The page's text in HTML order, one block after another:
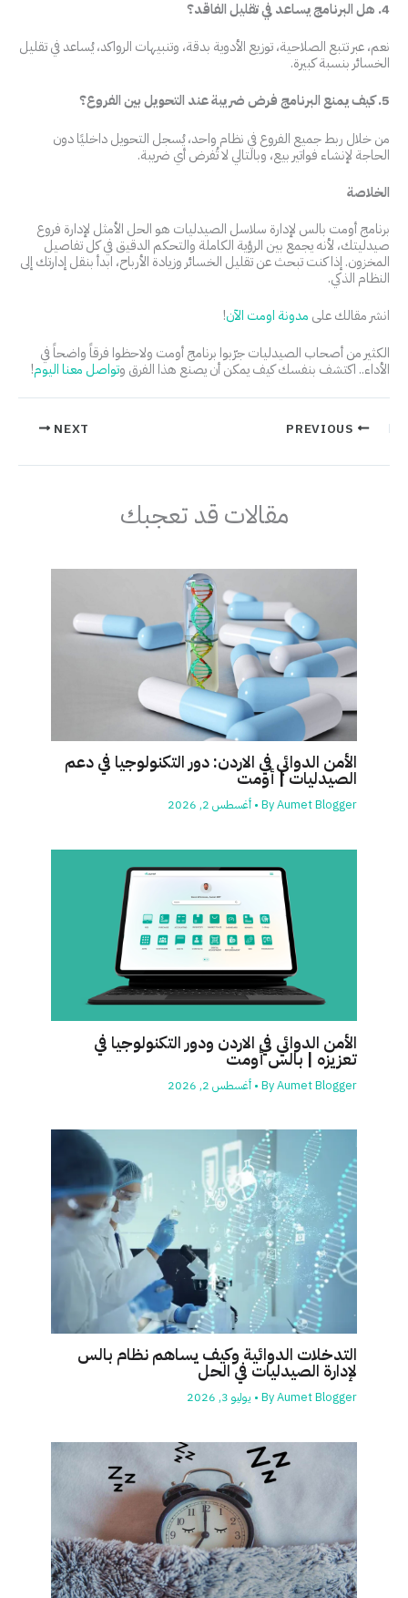
4. هل البرنامج يساعد في تقليل الفاقد؟
نعم، عبر تتبع الصلاحية، توزيع الأدوية بدقة، وتنبيهات الرواكد، يُساعد في تقليل
الخسائر بنسبة كبيرة.
5. كيف يمنع البرنامج فرض ضريبة عند التحويل بين الفروع؟
من خلال ربط جميع الفروع في نظام واحد، يُسجل التحويل داخليًا دون
الحاجة لإنشاء فواتير بيع، وبالتالي لا تُفرض أي ضريبة.
الخلاصة
برنامج أومت بالس لإدارة سلاسل الصيدليات هو الحل الأمثل لإدارة فروع
صيدليتك، لأنه يجمع بين الرؤية الكاملة والتحكم الدقيق في كل تفاصيل
المخزون. إذا كنت تبحث عن تقليل الخسائر وزيادة الأرباح، ابدأ بنقل إدارتك إلى
النظام الذكي.
انشر مقالك على مدونة اومت الآن!
الكثير من أصحاب الصيدليات جرّبوا برنامج أومت ولاحظوا فرقاً واضحاً في
الأداء.. اكتشف بنفسك كيف يمكن أن يصنع هذا الفرق وتواصل معنا اليوم!
NEXT
مقالات قد تعجبك
الأمن الدوائي في الاردن: دور التكنولوجيا في دعم
الصيدليات | أومت
ByAumet Blogger
•أغسطس 2, 2026
الأمن الدوائي في الاردن ودور التكنولوجيا في
تعزيزه | بالس أومت
ByAumet Blogger
•أغسطس 2, 2026
التدخلات الدوائية وكيف يساهم نظام بالس
لإدارة الصيدليات في الحل
ByAumet Blogger
• يوليو 3, 2026